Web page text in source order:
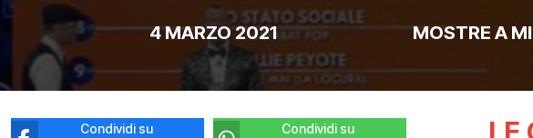
4 MARZO 2021 MOSTRE A
Condividi su
Condividi su